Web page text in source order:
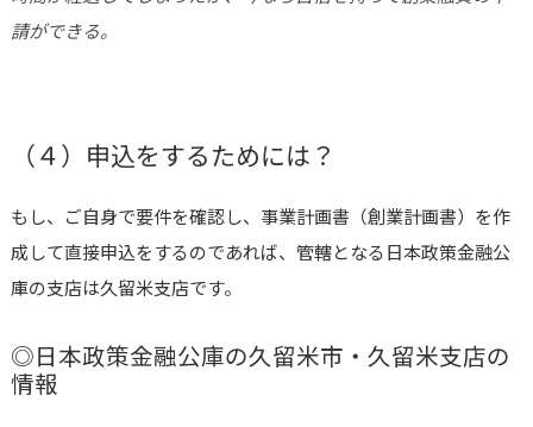
請ができる。
（４）申込をするためには？
もし、ご自身で要件を確認し、事業計画書（創業計画書）を作
成して直接申込をするのであれば、管轄となる日本政策金融公
庫の支店は久留米支店です。
◎日本政策金融公庫の久留米市・久留米支店の
情報